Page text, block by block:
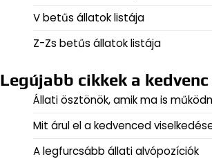
V betűs állatok listája
Z-Zs betűs állatok listája
Legújabb cikkek a
Állati ösztönök, amik ma is
Mit árul el a kedvenced
A legfurcsább állati alvópozíciók